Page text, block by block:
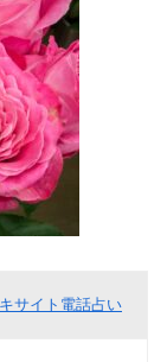
サイト電話占い